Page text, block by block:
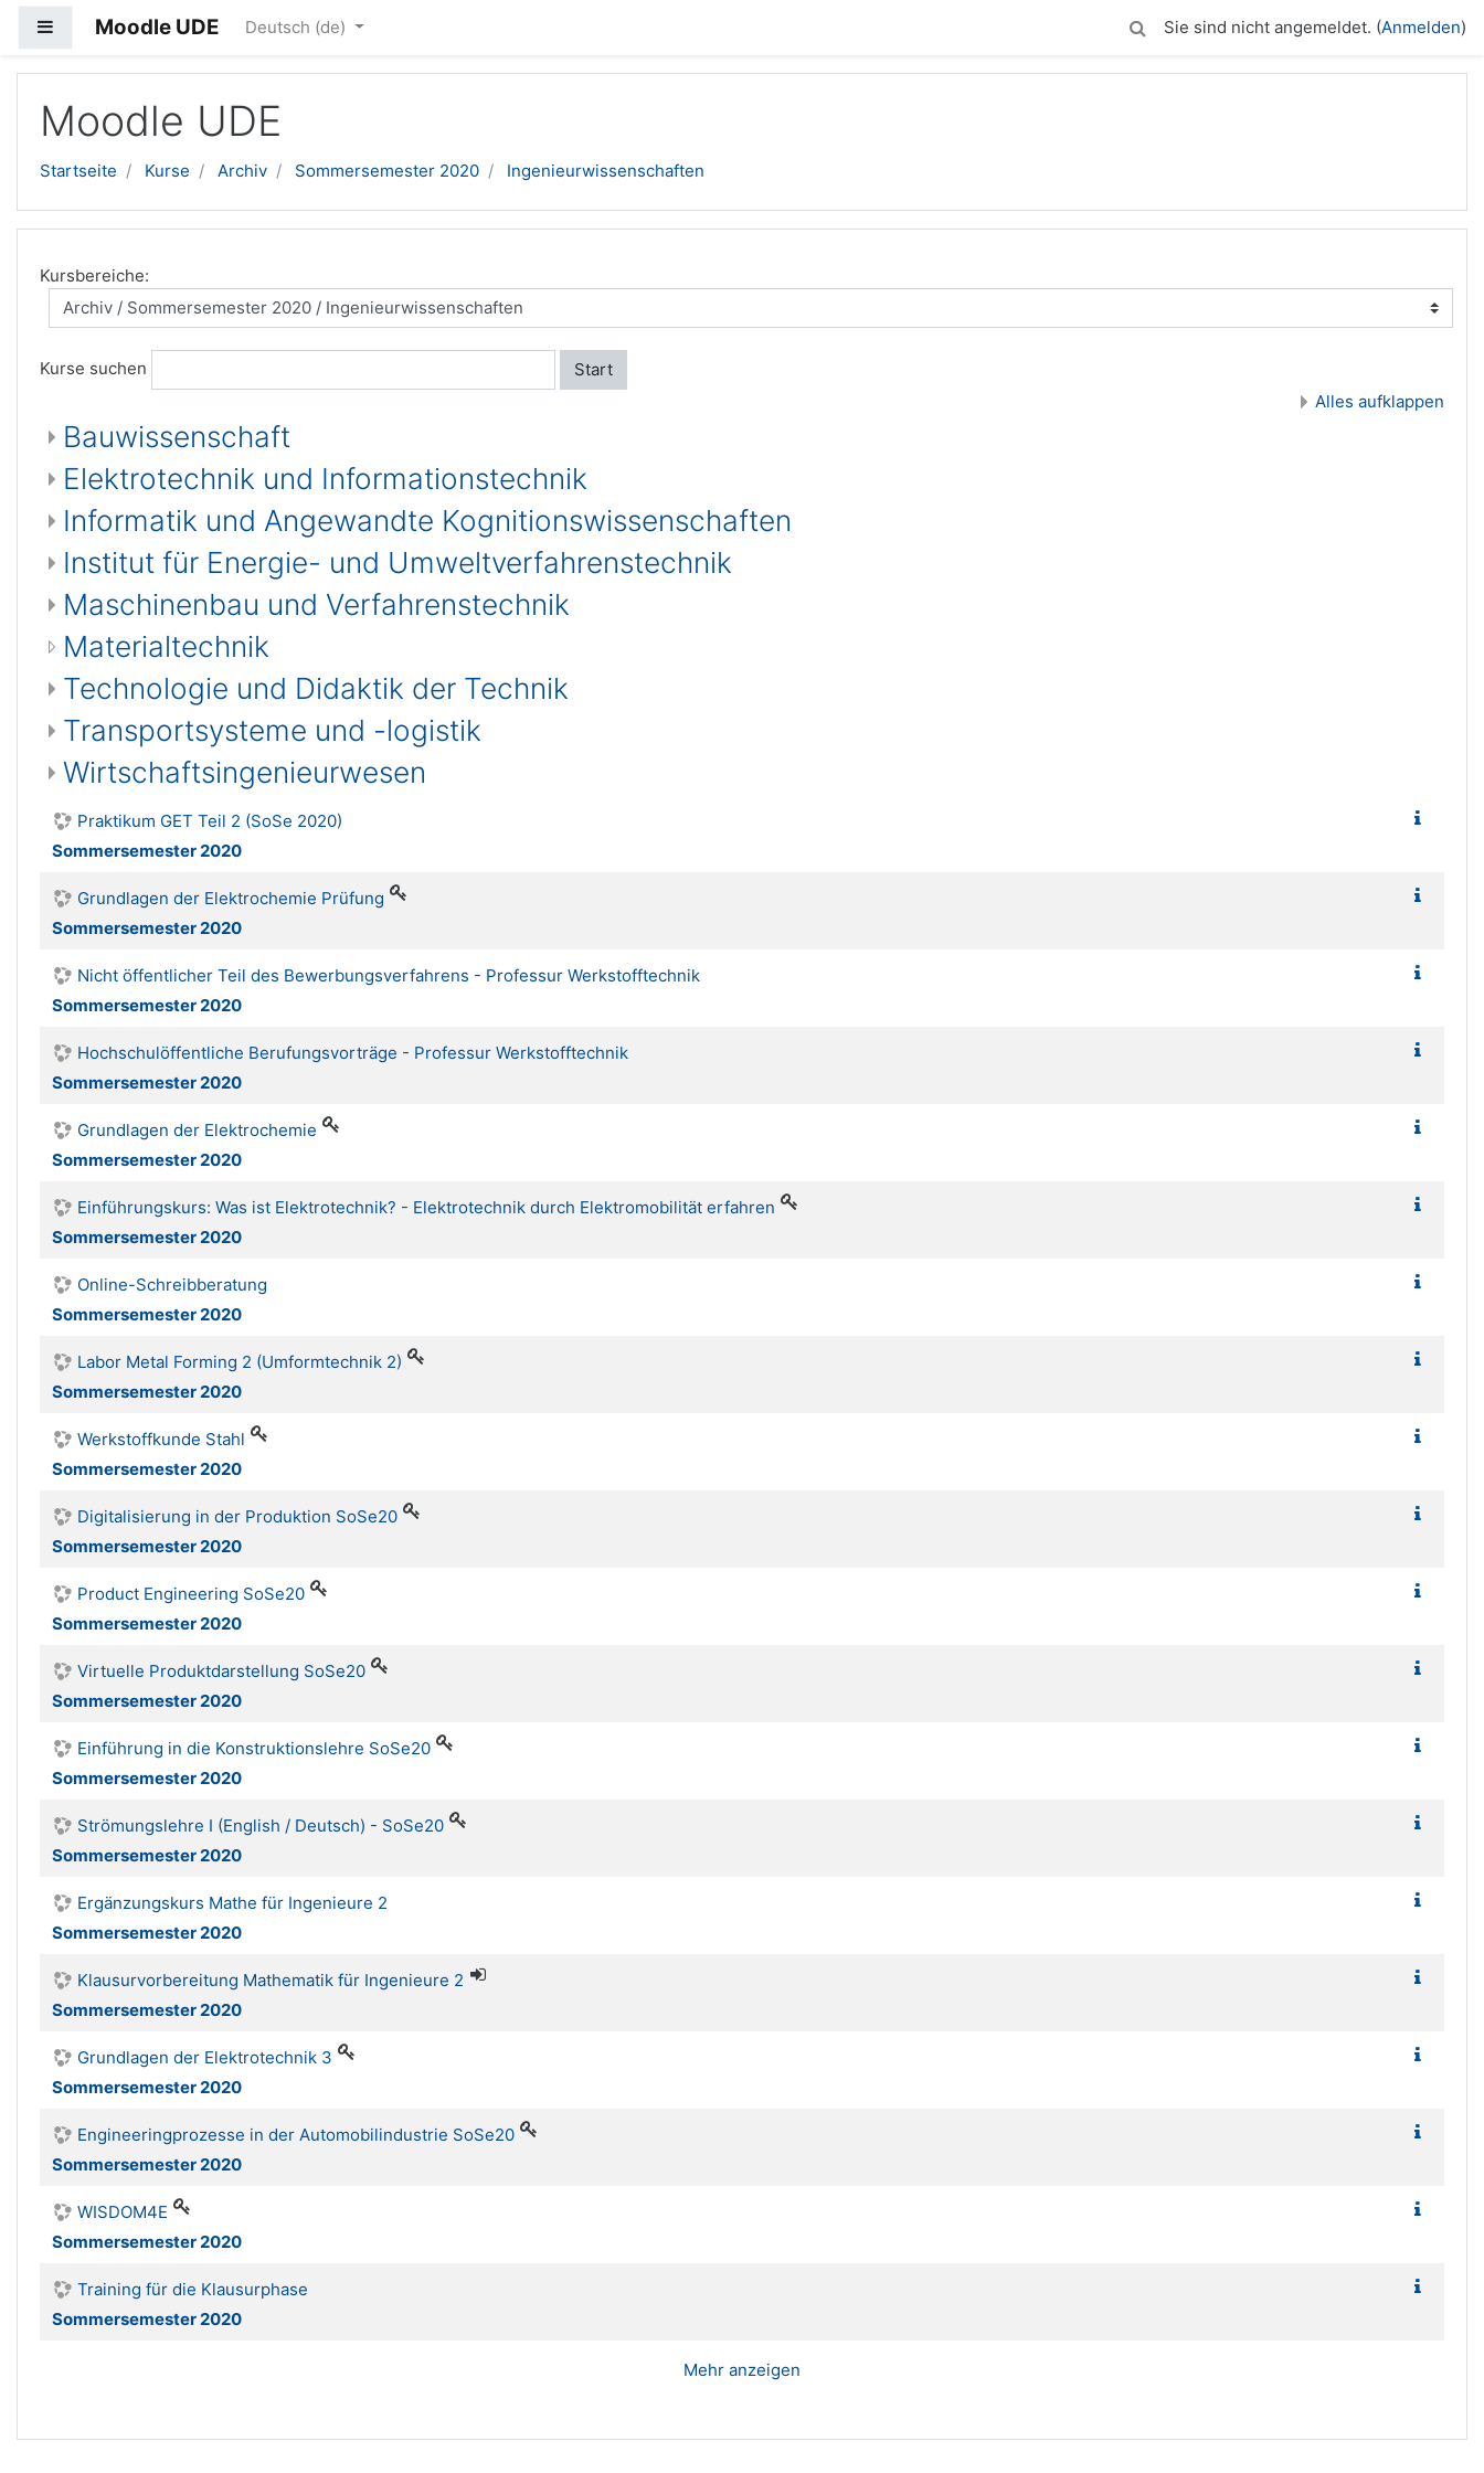
Website-Übersicht
Moodle UDE Deutsch ‎(de)‎ Sie sind nicht angemeldet. (Anmelden)
Moodle UDE
Startseite Kurse Archiv Sommersemester 2020 Ingenieurwissenschaften
Kursbereiche:
Kurse suchen
Start
Alles aufklappen
Bauwissenschaft
Elektrotechnik und Informationstechnik
Informatik und Angewandte Kognitionswissenschaften
Institut für Energie- und Umweltverfahrenstechnik
Maschinenbau und Verfahrenstechnik
Materialtechnik
Technologie und Didaktik der Technik
Transportsysteme und -logistik
Wirtschaftsingenieurwesen
Praktikum GET Teil 2 (SoSe 2020)
Sommersemester 2020
Grundlagen der Elektrochemie Prüfung
Sommersemester 2020
Nicht öffentlicher Teil des Bewerbungsverfahrens - Professur Werkstofftechnik
Sommersemester 2020
Hochschulöffentliche Berufungsvorträge - Professur Werkstofftechnik
Sommersemester 2020
Grundlagen der Elektrochemie
Sommersemester 2020
Einführungskurs: Was ist Elektrotechnik? - Elektrotechnik durch Elektromobilität erfahren
Sommersemester 2020
Online-Schreibberatung
Sommersemester 2020
Labor Metal Forming 2 (Umformtechnik 2)
Sommersemester 2020
Werkstoffkunde Stahl
Sommersemester 2020
Digitalisierung in der Produktion SoSe20
Sommersemester 2020
Product Engineering SoSe20
Sommersemester 2020
Virtuelle Produktdarstellung SoSe20
Sommersemester 2020
Einführung in die Konstruktionslehre SoSe20
Sommersemester 2020
Strömungslehre I (English / Deutsch) - SoSe20
Sommersemester 2020
Ergänzungskurs Mathe für Ingenieure 2
Sommersemester 2020
Klausurvorbereitung Mathematik für Ingenieure 2
Sommersemester 2020
Grundlagen der Elektrotechnik 3
Sommersemester 2020
Engineeringprozesse in der Automobilindustrie SoSe20
Sommersemester 2020
WISDOM4E
Sommersemester 2020
Training für die Klausurphase
Sommersemester 2020
Mehr anzeigen